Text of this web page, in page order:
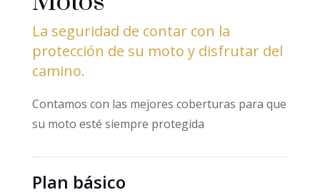
La seguridad de contar con la
protección de su moto y disfrutar del
camino.
Contamos con las mejores coberturas para que
su moto esté siempre protegida
Plan básico